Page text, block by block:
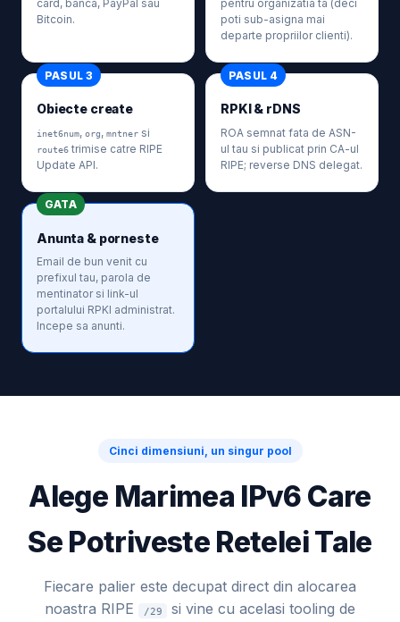
card, banca, PayPal sau
Bitcoin.
pentru organizatia ta (deci
poti sub-asigna mai
departe propriilor clienti).
PASUL 3
Obiecte create
inet6num, org, mntner si
route6 trimise catre RIPE
Update API.
PASUL 4
RPKI & rDNS
ROA semnat fata de ASN-
ul tau si publicat prin CA-ul
RIPE; reverse DNS delegat.
GATA
Anunta & porneste
Email de bun venit cu
prefixul tau, parola de
mentinator si link-ul
portalului RPKI administrat.
Incepe sa anunti.
Cinci dimensiuni, un singur pool
Alege Marimea IPv6 Care
Se Potriveste Retelei Tale
Fiecare palier este decupat direct din alocarea
noastra RIPE
/29 si vine cu acelasi tooling de